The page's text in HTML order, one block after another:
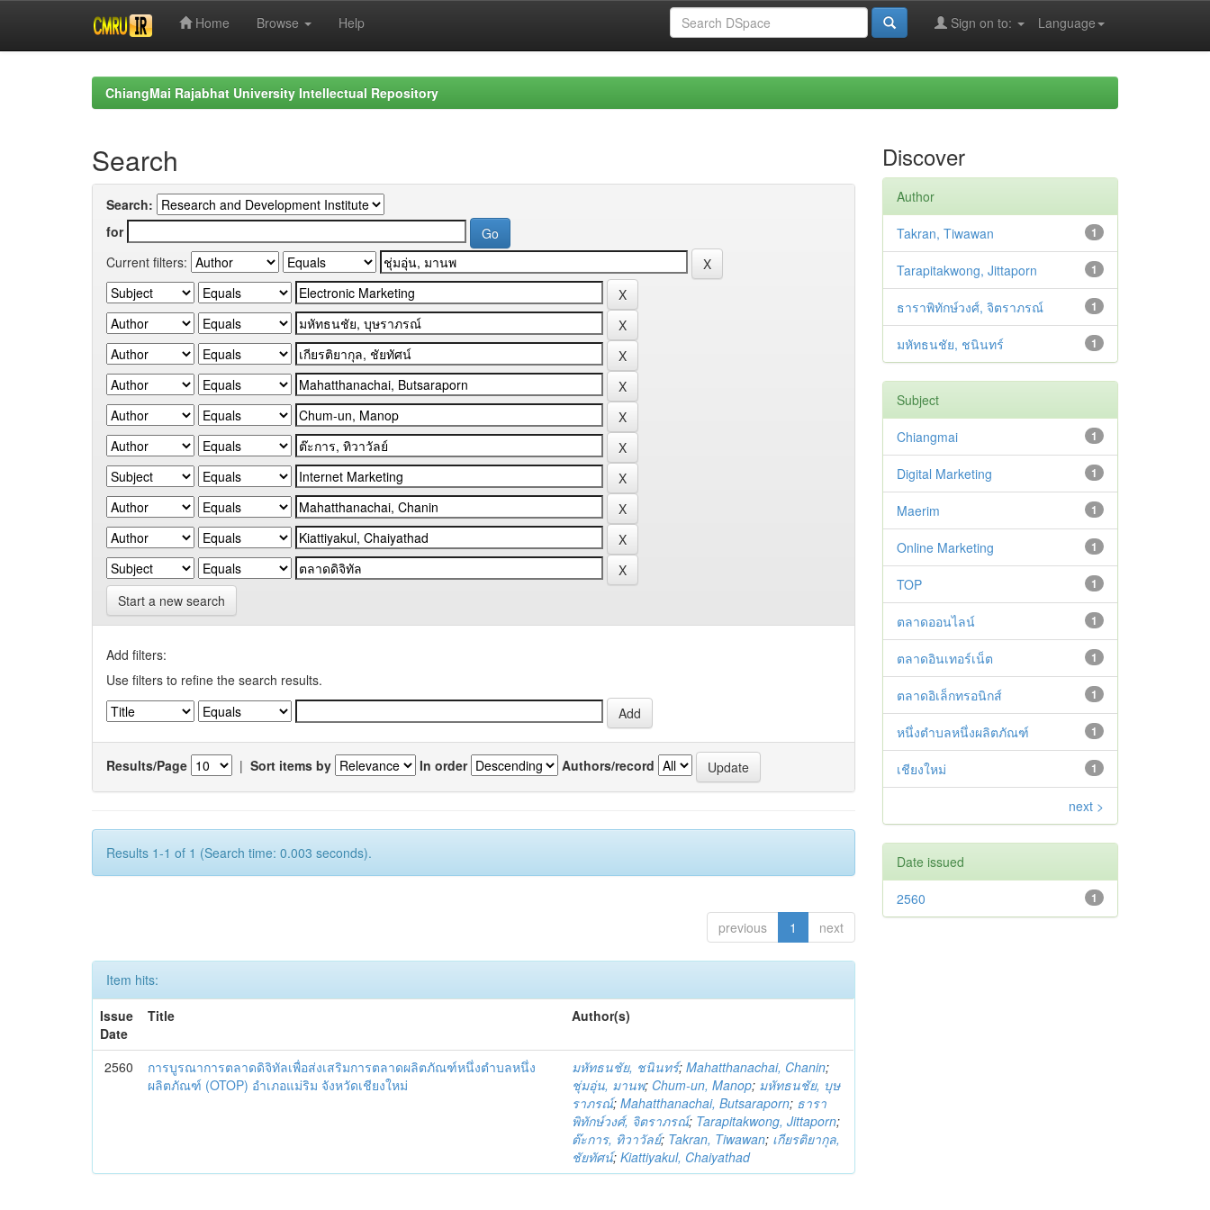
Home Browse Help Language
Sign on to:
ChiangMai Rajabhat University Intellectual Repository
Search
Search:
for
Current filters:
Start a new search
Add filters:
Use filters to refine the search results.
Results/Page | Sort items by In order Authors/record
Results 1-1 of 1 (Search time: 0.003 seconds).
previous 1 next
Item hits:
Issue
Date
Title Author(s)
2560
การบูรณาการตลาดดิจิทัลเพื่อส่งเสริมการตลาดผลิตภัณฑ์หนึ่งตำบลหนึ่ง
ผลิตภัณฑ์ (OTOP) อำเภอแม่ริม จังหวัดเชียงใหม่
มหัทธนชัย, ชนินทร์;Mahatthanachai, Chanin;
ชุ่มอุ่น, มานพ; Chum-un, Manop; มหัทธนชัย, บุษ
ราภรณ์;Mahatthanachai, Butsaraporn; ธารา
พิทักษ์วงศ์, จิตราภรณ์; Tarapitakwong, Jittaporn;
ต๊ะการ, ทิวาวัลย์; Takran, Tiwawan; เกียรติยากุล,
ชัยทัศน์;Kiattiyakul, Chaiyathad
Discover
Author
1
Takran, Tiwawan
1
Tarapitakwong, Jittaporn
1
ธาราพิทักษ์วงศ์, จิตราภรณ์
1
มหัทธนชัย, ชนินทร์
Subject
1
Chiangmai
1
Digital Marketing
1
Maerim
1
Online Marketing
1
TOP
1
ตลาดออนไลน์
1
ตลาดอินเทอร์เน็ต
1
ตลาดอิเล็กทรอนิกส์
1
หนึ่งตำบลหนึ่งผลิตภัณฑ์
1
เชียงใหม่
next >
Date issued
1
2560